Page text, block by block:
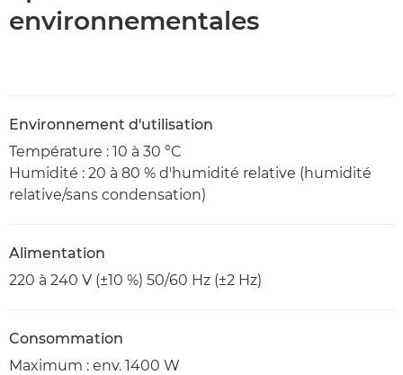
environnementales
Environnement d'utilisation
Température : 10 à 30 °C
Humidité : 20 à 80 % d'humidité relative (humidité
relative/sans condensation)
Alimentation
220 à 240 V (±10 %) 50/60 Hz (±2 Hz)
Consommation
Maximum : env. 1400 W